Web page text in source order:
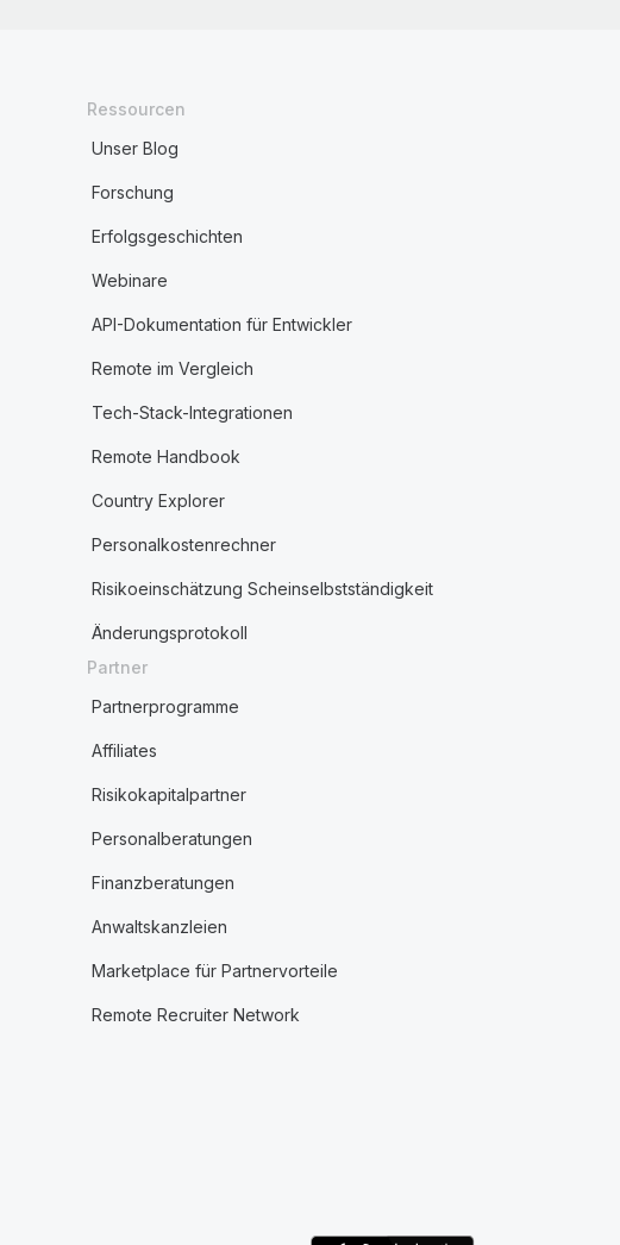
Ressourcen
Unser Blog
Forschung
Erfolgsgeschichten
Webinare
API-Dokumentation für Entwickler
Remote im Vergleich
Tech-Stack-Integrationen
Remote Handbook
Country Explorer
Personalkostenrechner
Risikoeinschätzung Scheinselbstständigkeit
Änderungsprotokoll
Partner
Partnerprogramme
Affiliates
Risikokapitalpartner
Personalberatungen
Finanzberatungen
Anwaltskanzleien
Marketplace für Partnervorteile
Remote Recruiter Network